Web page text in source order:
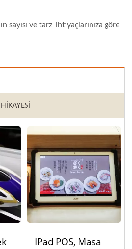
sayısı ve tarzı ihtiyaçlarınıza göre
IPad POS, Masa